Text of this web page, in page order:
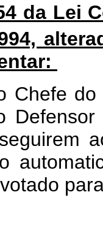
da Lei
do